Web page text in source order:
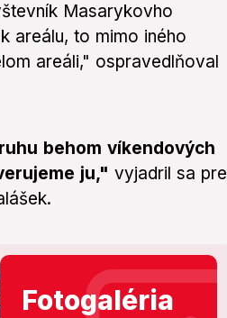
Masarykovho
areálu, to mimo iného
areáli," ospravedlňoval
behom víkendových
ju," vyjadril sa pre
Fotogaléria